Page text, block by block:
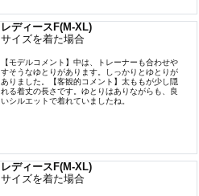
レディースF(M-XL)
サイズを着た場合
【モデルコメント】中は、トレーナーも合わせや
すそうなゆとりがあります。しっかりとゆとりが
ありました。【客観的コメント】太ももが少し隠
れる着丈の長さです。ゆとりはありながらも、良
いシルエットで着れていましたね。
レディースF(M-XL)
サイズを着た場合